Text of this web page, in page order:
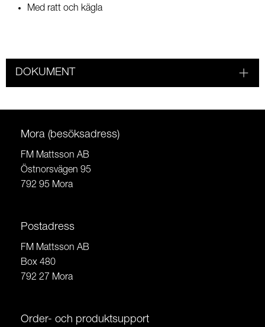
Med ratt och kägla
DOKUMENT
Mora (besöksadress)
FM Mattsson AB
Östnorsvägen 95
792 95 Mora
Postadress
FM Mattsson AB
Box 480
792 27 Mora
Order- och produktsupport